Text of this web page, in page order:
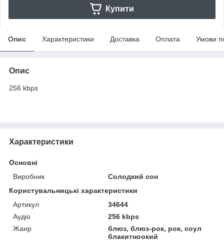
Купити
Опис Характеристики Доставка Оплата Умови
Опис
256 kbps
Характеристики
Основні
Виробник
Солодкий сон
Користувальницькі характеристики
Артикул
34644
Аудіо
256 kbps
Жанр
блюз, блюз-рок, рок, соул
блакитноокий